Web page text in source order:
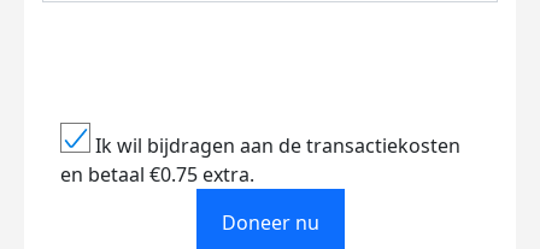
Ik wil bijdragen aan de transactiekosten
en betaal €0.75 extra.
Doneer nu